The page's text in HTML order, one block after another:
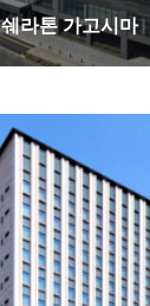
쉐라톤 가고시마